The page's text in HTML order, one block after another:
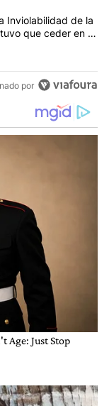
dio media
Inviolabilidad de la
que ceder en la
por